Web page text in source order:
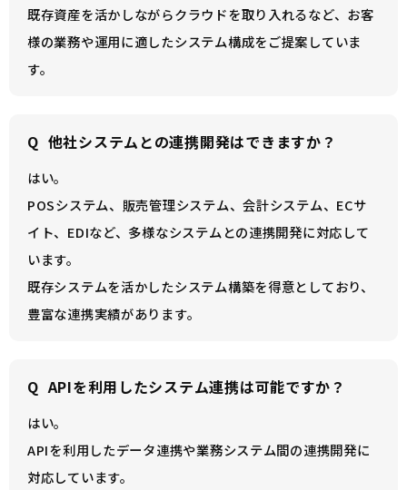
既存資産を活かしながらクラウドを取り入れるなど、お客
様の業務や運用に適したシステム構成をご提案していま
す。
Q 他社システムとの連携開発はできますか？
はい。
POSシステム、販売管理システム、会計システム、ECサ
イト、EDIなど、多様なシステムとの連携開発に対応して
います。
既存システムを活かしたシステム構築を得意としており、
豊富な連携実績があります。
Q APIを利用したシステム連携は可能ですか？
はい。
APIを利用したデータ連携や業務システム間の連携開発に
対応しています。